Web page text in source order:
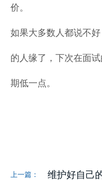
价。
如果大多数人都说不
的人缘了，下次在面
期低一点。
上一篇：